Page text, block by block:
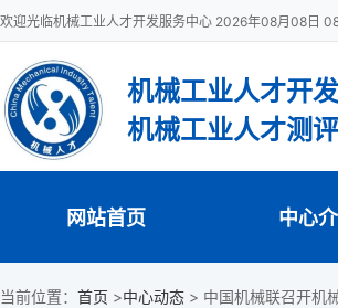
欢迎光临机械工业人才开发服务中心 2026年08月08日
机械工业人才开
机械工业人才测
网站首页 中心
当前位置： 首页 >中心动态 > 中国机械联召开机